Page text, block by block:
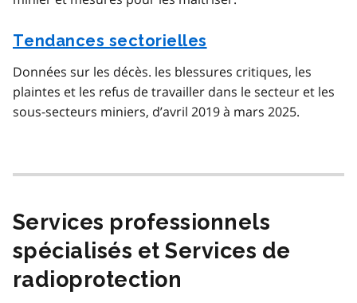
Tendances sectorielles
Données sur les décès. les blessures critiques, les
plaintes et les refus de travailler dans le secteur et les
sous-secteurs miniers, d’avril 2019 à mars 2025.
Services professionnels
spécialisés et Services de
radioprotection